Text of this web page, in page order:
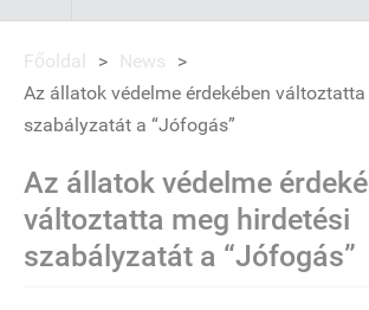
Főoldal > News
>
Az állatok védelme érdekében
szabályzatát a “Jófogás”
Az állatok védelme
változtatta meg hirdetési
szabályzatát a “Jófogás”